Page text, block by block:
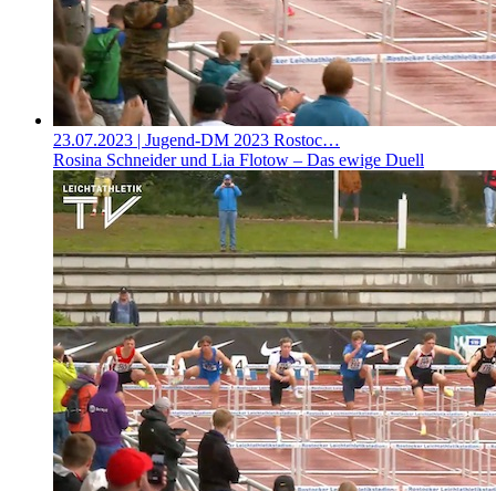
23.07.2023 | Jugend-DM 2023 Rostoc…
Rosina Schneider und Lia Flotow – Das ewige Duell